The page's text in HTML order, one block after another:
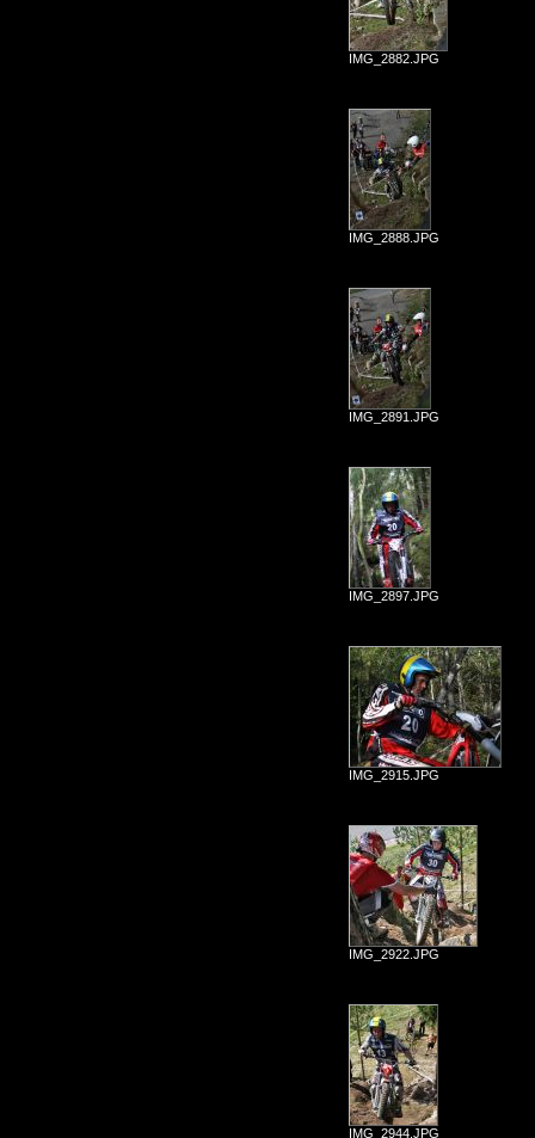
IMG_2882.JPG
IMG_2888.JPG
IMG_2891.JPG
IMG_2897.JPG
IMG_2915.JPG
IMG_2922.JPG
IMG_2944.JPG